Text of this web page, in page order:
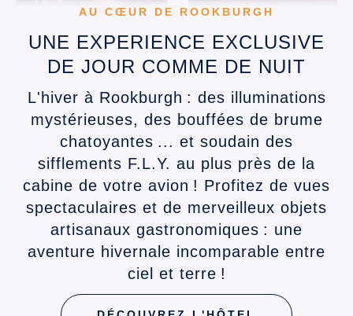
AU CŒUR DE ROOKBURGH
UNE EXPERIENCE EXCLUSIVE
DE JOUR COMME DE NUIT
L'hiver à Rookburgh : des illuminations
mystérieuses, des bouffées de brume
chatoyantes ... et soudain des
sifflements F.L.Y. au plus près de la
cabine de votre avion ! Profitez de vues
spectaculaires et de merveilleux objets
artisanaux gastronomiques : une
aventure hivernale incomparable entre
ciel et terre !